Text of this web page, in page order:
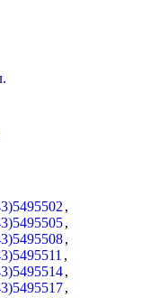
,
,
,
,
,
,